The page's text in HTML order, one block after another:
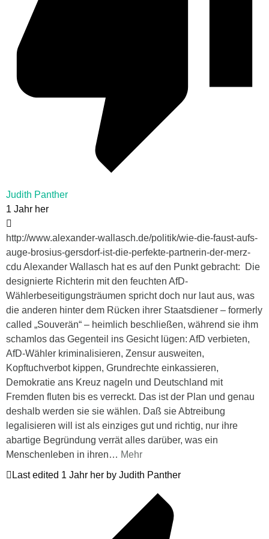
Judith Panther
1 Jahr her
http://www.alexander-wallasch.de/politik/wie-die-faust-aufs-
auge-brosius-gersdorf-ist-die-perfekte-partnerin-der-merz-
cdu Alexander Wallasch hat es auf den Punkt gebracht: Die
designierte Richterin mit den feuchten AfD-
Wählerbeseitigungsträumen spricht doch nur laut aus, was
die anderen hinter dem Rücken ihrer Staatsdiener – formerly
called „Souverän“ – heimlich beschließen, während sie ihm
schamlos das Gegenteil ins Gesicht lügen: AfD verbieten,
AfD-Wähler kriminalisieren, Zensur ausweiten,
Kopftuchverbot kippen, Grundrechte einkassieren,
Demokratie ans Kreuz nageln und Deutschland mit
Fremden fluten bis es verreckt. Das ist der Plan und genau
deshalb werden sie sie wählen. Daß sie Abtreibung
legalisieren will ist als einziges gut und richtig, nur ihre
abartige Begründung verrät alles darüber, was ein
Menschenleben in ihren… Mehr
Last edited 1 Jahr her by Judith Panther